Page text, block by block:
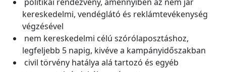
kereskedelmi, vendéglátó és reklámtevékenység
végzésével
nem kereskedelmi célú szórólaposztáshoz,
legfeljebb 5 napig, kivéve a kampányidőszakban
civil törvény hatálya alá tartozó és egyéb